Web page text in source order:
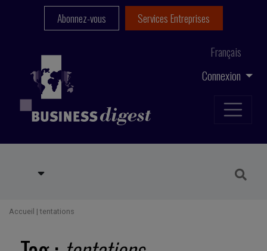
Connexion
Français
Abonnez-vous Services Entreprises
Accueil | tentations